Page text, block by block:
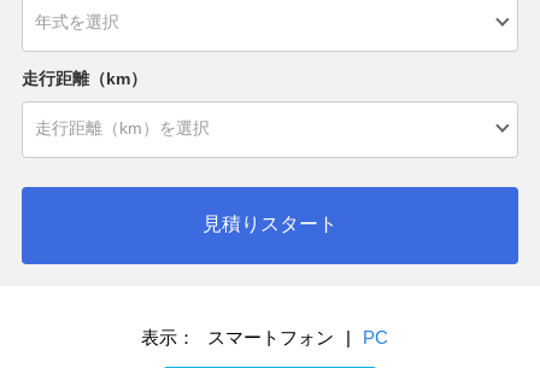
走行距離（km）
見積りスタート
表示： スマートフォン | PC